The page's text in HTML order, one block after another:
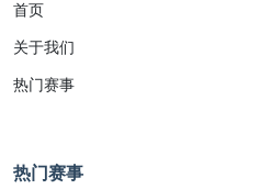
首页
关于我们
热门赛事
热门赛事